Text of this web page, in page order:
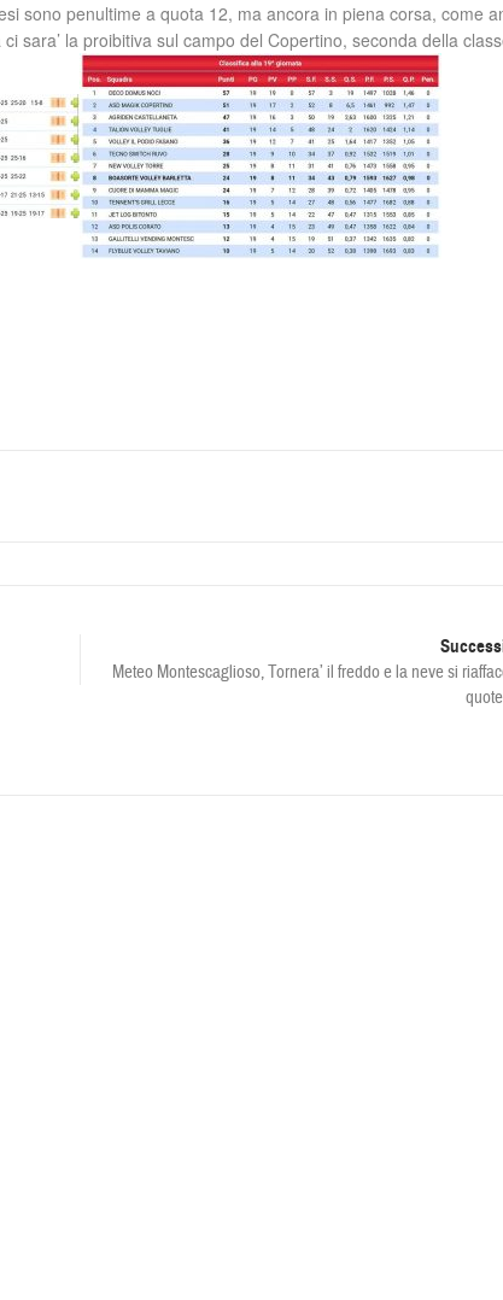
sono penultime a quota 12, ma ancora in piena corsa, come
sara’ la proibitiva sul campo del Copertino, seconda della
Meteo Montescaglioso, Tornera’ il freddo e la neve si